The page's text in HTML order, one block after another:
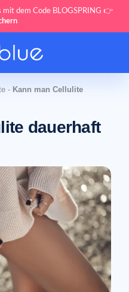
mit dem Code BLOGSPRING 👉
- Kann man Cellulite
dauerhaft